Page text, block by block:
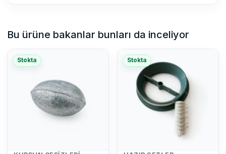
Bu ürüne bakanlar bunları da inceliyor
Stokta Stokta